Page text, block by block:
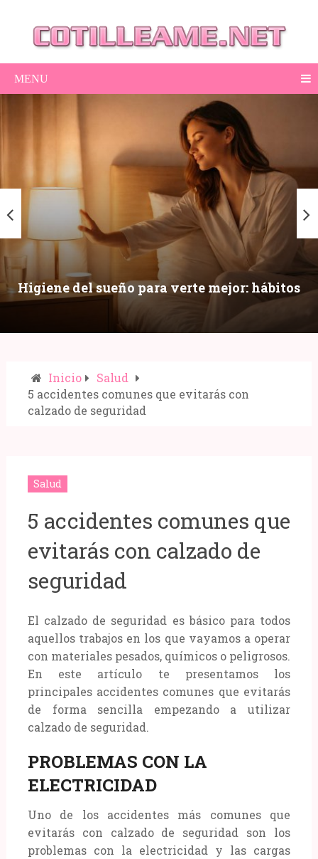
MENU
Higiene del sueño para verte mejor: hábitos
nocturnos que mejoran piel, ojeras y energía
Compartir:
Inicio
Salud
5 accidentes comunes que evitarás con
calzado de seguridad
Salud
5 accidentes comunes que
evitarás con calzado de
seguridad
El calzado de seguridad es básico para todos
aquellos trabajos en los que vayamos a operar
con materiales pesados, químicos o peligrosos.
En este artículo te presentamos los
principales accidentes comunes que evitarás
de forma sencilla empezando a utilizar
calzado de seguridad.
PROBLEMAS CON LA
ELECTRICIDAD
Uno de los accidentes más comunes que
evitarás con calzado de seguridad son los
problemas con la electricidad y las cargas